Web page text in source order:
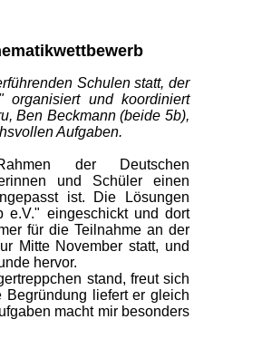
Schulen statt, der
organisiert und koordiniert
Ben Beckmann (beide 5b),
Aufgaben.
der Deutschen
und Schüler einen
ist. Die Lösungen
e.V." eingeschickt und dort
für die Teilnahme an der
Mitte November statt, und
hervor.
stand, freut sich
liefert er gleich
macht mir besonders